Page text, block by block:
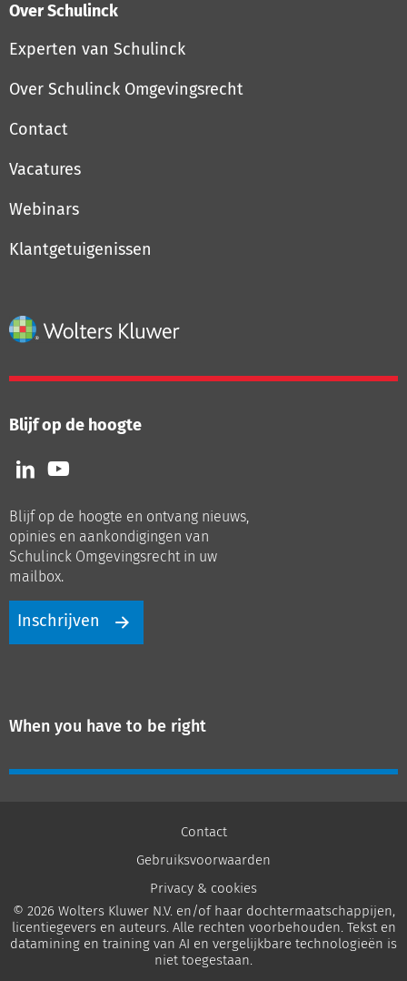
Over Schulinck
Experten van Schulinck
Over Schulinck Omgevingsrecht
Contact
Vacatures
Webinars
Klantgetuigenissen
Blijf op de hoogte
Volg
ons
LinkedIn
Volg
ons
Youtube
Blijf op de hoogte en ontvang nieuws,
opinies en aankondigingen van
Schulinck Omgevingsrecht in uw
mailbox.
Inschrijven
When you have to be right
Contact
Gebruiksvoorwaarden
Privacy & cookies
© 2026 Wolters Kluwer N.V. en/of haar dochtermaatschappijen,
licentiegevers en auteurs. Alle rechten voorbehouden. Tekst en
datamining en training van AI en vergelijkbare technologieën is
niet toegestaan.